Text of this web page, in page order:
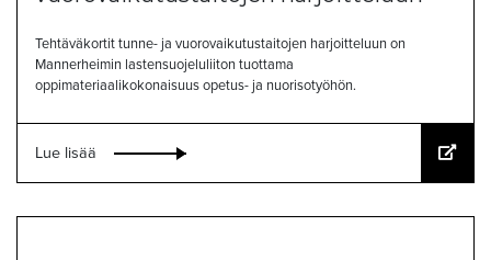
Tehtäväkortit tunne- ja vuorovaikutustaitojen harjoitteluun on
Mannerheimin lastensuojeluliiton tuottama
oppimateriaalikokonaisuus opetus- ja nuorisotyöhön.
Lue lisää